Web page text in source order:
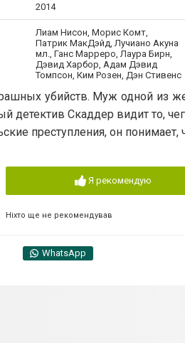
2014
Лиам Нисон, Морис Комт,
Патрик МакДэйд, Лучиано Акуна
мл., Ганс Марреро, Лаура Бирн,
Дэвид Харбор, Адам Дэвид
Томпсон, Ким Розен, Дэн Стивенс
убийств. Муж одной из
Скаддер видит то,
преступления, он понимает,
Я рекомендую
Ніхто ще не рекомендував
WhatsApp